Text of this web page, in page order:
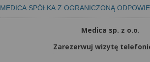
MEDICA SPÓŁKA Z OGRANICZONĄ
Medica sp. z o.o.
Zarezerwuj wizytę